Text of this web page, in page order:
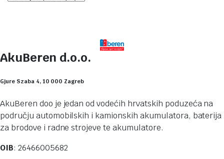
AkuBeren d.o.o.
Gjure Szaba 4, 10 000 Zagreb
AkuBeren doo je jedan od vodećih hrvatskih poduzeća na
području automobilskih i kamionskih akumulatora, baterija
za brodove i radne strojeve te akumulatore.
OIB: 26466005682